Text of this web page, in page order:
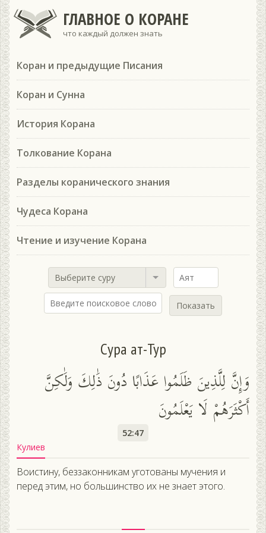
ГЛАВНОЕ О КОРАНЕ
что каждый должен знать
Коран и предыдущие Писания
Коран и Сунна
История Корана
Толкование Корана
Разделы коранического знания
Чудеса Корана
Чтение и изучение Корана
Выберите суру
Показать
Сура ат-Тур
وَإِنَّ لِلَّذِينَ ظَلَمُوا عَذَابًا دُونَ ذَٰلِكَ وَلَٰكِنَّ
أَكْثَرَهُمْ لَا يَعْلَمُونَ
52:47
Кулиев
Воистину, беззаконникам уготованы мучения и
перед этим, но большинство их не знает этого.